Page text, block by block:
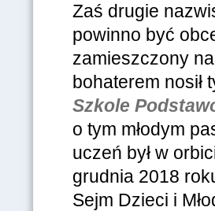
Zaś drugie
powinno być
zamieszczony
bohaterem nosił
Szkole
o tym młodym
uczeń był w
grudnia 2018
Sejm Dzieci i